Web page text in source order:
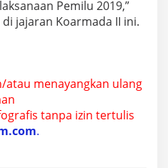
Pemilu 2019,”
jajaran Koarmada II ini.
menayangkan ulang
tanpa izin tertulis
.